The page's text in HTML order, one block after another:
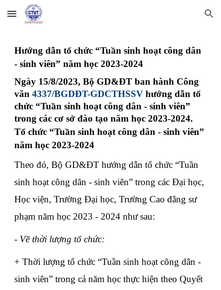
Skip to main content Skip to navigation
Hướng dẫn tổ chức “Tuần sinh hoạt công dân
- sinh viên” năm học 2023-2024
Ngày 15/8/2023, Bộ GD&ĐT ban hành Công
văn4337/BGDĐT-GDCTHSSV hướng dẫn tổ
chức “Tuần sinh hoạt công dân - sinh viên”
trong các cơ sở đào tạo năm học 2023-2024.
Tổ chức “Tuần sinh hoạt công dân - sinh viên”
năm học 2023-2024
Theo đó, Bộ GD&ĐT hướng dẫn tổ chức “Tuần
sinh hoạt công dân - sinh viên” trong các Đại học,
Học viện, Trường Đại học, Trường Cao đẳng sư
phạm năm học 2023 - 2024 như sau:
- Về thời lượng tổ chức:
+ Thời lượng tổ chức “Tuần sinh hoạt công dân -
sinh viên” trong cả năm học thực hiện theo Quyết